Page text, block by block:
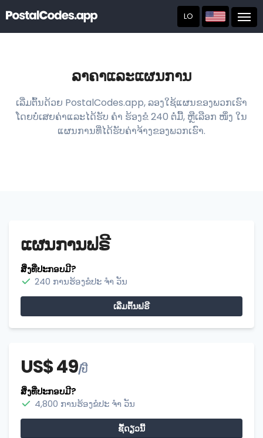
LO
ລາຄາແລະແຜນການ
ເລີ່ມຕົ້ນດ້ວຍ PostalCodes.app, ລອງໃຊ້ແຜນຂອງພວກເຮົາ
ໂດຍບໍ່ເສຍຄ່າແລະໄດ້ຮັບ ຄຳ ຮ້ອງຂໍ 240 ຕໍ່ມື້, ຫຼືເລືອກ ໜຶ່ງ ໃນ
ແຜນການທີ່ໄດ້ຮັບຄ່າຈ້າງຂອງພວກເຮົາ.
ແຜນການຟຣີ
ສິ່ງທີ່ປະກອບມີ?
240 ການຮ້ອງຂໍປະ ຈຳ ວັນ
ເລີ່ມຕົ້ນຟຣີ
US$ 49/ປີ
ສິ່ງທີ່ປະກອບມີ?
4,800 ການຮ້ອງຂໍປະ ຈຳ ວັນ
ຊື້​ດຽວ​ນີ້